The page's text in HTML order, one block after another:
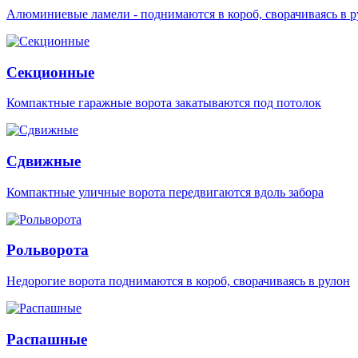
Алюминиевые ламели - поднимаются в короб, сворачиваясь в
Секционные
Компактные гаражные ворота закатываются под потолок
Сдвижные
Компактные уличные ворота передвигаются вдоль забора
Рольворота
Недорогие ворота поднимаются в короб, сворачиваясь в рулон
Распашные